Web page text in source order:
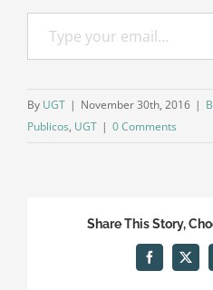
Type your email…
By UGT | November 30th, 2016 |
Publicos, UGT | 0 Comments
Share This Story,
Facebook
X